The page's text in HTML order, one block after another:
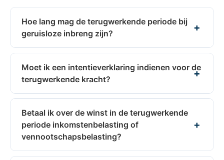
Hoe lang mag de terugwerkende periode bij
geruisloze inbreng zijn?
Moet ik een intentieverklaring indienen voor de
terugwerkende kracht?
Betaal ik over de winst in de terugwerkende
periode inkomstenbelasting of
vennootschapsbelasting?